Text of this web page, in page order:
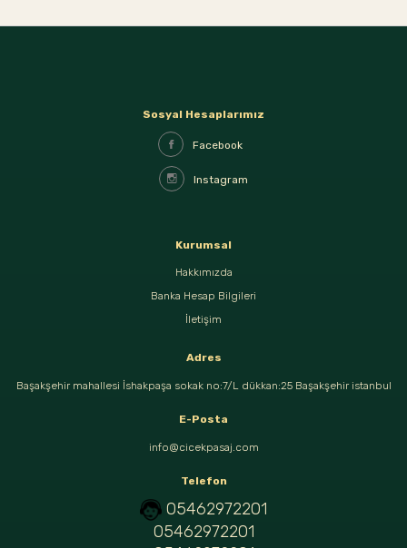
Sosyal Hesaplarımız
Facebook
Instagram
Kurumsal
Hakkımızda
Banka Hesap Bilgileri
İletişim
Adres
Başakşehir mahallesi İshakpaşa sokak no:7/L dükkan:25 Başakşehir istanbul
E-Posta
info@cicekpasaj.com
Telefon
05462972201
05462972201